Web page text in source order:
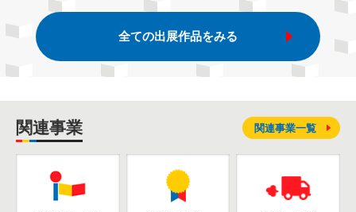
全ての出展作品をみる
関連事業 関連事業一覧